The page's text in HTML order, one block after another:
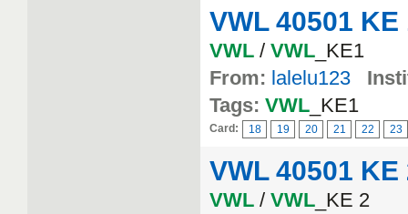
VWL 40501 KE
VWL / VWL _KE1
From: lalelu123
Tags: VWL _KE1
Card: 18 19 20 21 22 23
VWL 40501 KE
VWL / VWL _KE 2